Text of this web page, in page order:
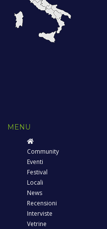
MENU
Community
Eventi
Festival
Locali
News
Recensioni
Interviste
Vetrine